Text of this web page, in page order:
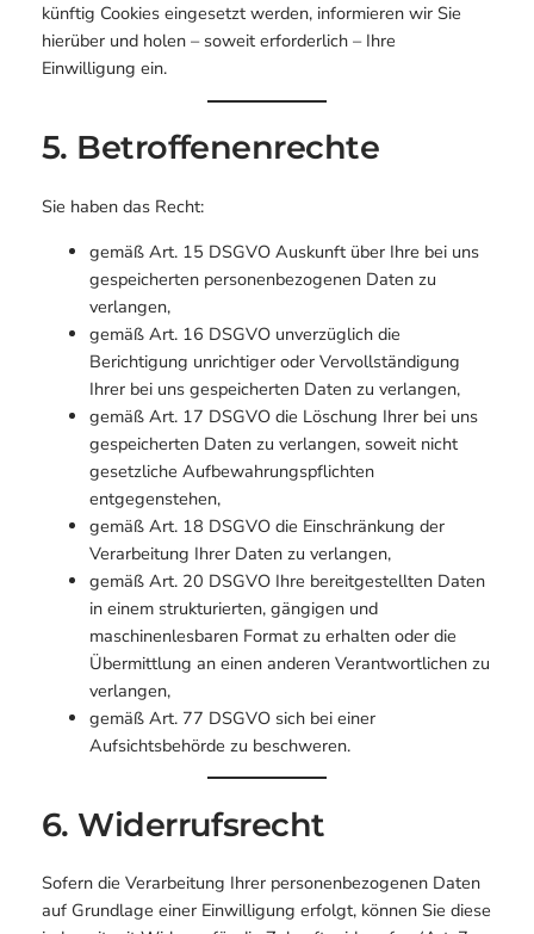
künftig Cookies eingesetzt werden, informieren wir Sie
hierüber und holen – soweit erforderlich – Ihre
Einwilligung ein.
5. Betroffenenrechte
Sie haben das Recht:
gemäß Art. 15 DSGVO Auskunft über Ihre bei uns
gespeicherten personenbezogenen Daten zu
verlangen,
gemäß Art. 16 DSGVO unverzüglich die
Berichtigung unrichtiger oder Vervollständigung
Ihrer bei uns gespeicherten Daten zu verlangen,
gemäß Art. 17 DSGVO die Löschung Ihrer bei uns
gespeicherten Daten zu verlangen, soweit nicht
gesetzliche Aufbewahrungspflichten
entgegenstehen,
gemäß Art. 18 DSGVO die Einschränkung der
Verarbeitung Ihrer Daten zu verlangen,
gemäß Art. 20 DSGVO Ihre bereitgestellten Daten
in einem strukturierten, gängigen und
maschinenlesbaren Format zu erhalten oder die
Übermittlung an einen anderen Verantwortlichen zu
verlangen,
gemäß Art. 77 DSGVO sich bei einer
Aufsichtsbehörde zu beschweren.
6. Widerrufsrecht
Sofern die Verarbeitung Ihrer personenbezogenen Daten
auf Grundlage einer Einwilligung erfolgt, können Sie diese